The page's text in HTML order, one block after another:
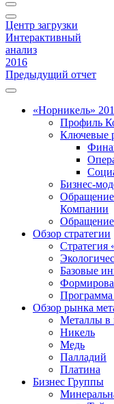
Центр загрузки
Интерактивный
анализ
2016
Предыдущий отчет
«Норникель»
Профиль
Ключевые
Бизнес-
Обращение
Компании
Обзор стратегии
Стратегия
Базовые
Обзор рынка
Металлы в
Никель
Медь
Палладий
Платина
Бизнес Группы